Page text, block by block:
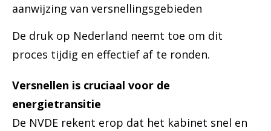
aanwijzing van versnellingsgebieden
De druk op Nederland neemt toe om dit
proces tijdig en effectief af te ronden.
Versnellen is cruciaal voor de
energietransitie
De NVDE rekent erop dat het kabinet snel en